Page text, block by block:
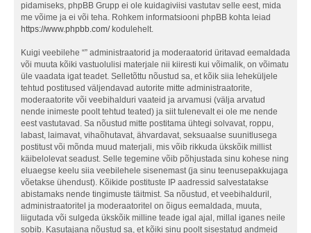
pidamiseks, phpBB Grupp ei ole kuidagiviisi vastutav selle eest, mida
me võime ja ei või teha. Rohkem informatsiooni phpBB kohta leiad
https://www.phpbb.com/kodulehelt.
Kuigi veebilehe “” administraatorid ja moderaatorid üritavad eemaldada
või muuta kõiki vastuolulisi materjale nii kiiresti kui võimalik, on võimatu
üle vaadata igat teadet. Selletõttu nõustud sa, et kõik siia leheküljele
tehtud postitused väljendavad autorite mitte administraatorite,
moderaatorite või veebihalduri vaateid ja arvamusi (välja arvatud
nende inimeste poolt tehtud teated) ja siit tulenevalt ei ole me nende
eest vastutavad. Sa nõustud mitte postitama ühtegi solvavat, roppu,
labast, laimavat, vihaõhutavat, ähvardavat, seksuaalse suunitlusega
postitust või mõnda muud materjali, mis võib rikkuda ükskõik millist
käibelolevat seadust. Selle tegemine võib põhjustada sinu kohese ning
eluaegse keelu siia veebilehele sisenemast (ja sinu teenusepakkujaga
võetakse ühendust). Kõikide postituste IP aadressid salvestatakse
abistamaks nende tingimuste täitmist. Sa nõustud, et veebihalduril,
administraatoritel ja moderaatoritel on õigus eemaldada, muuta,
liigutada või sulgeda ükskõik milline teade igal ajal, millal iganes neile
sobib. Kasutajana nõustud sa, et kõiki sinu poolt sisestatud andmeid